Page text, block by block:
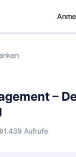
–
1.439 Aufrufe